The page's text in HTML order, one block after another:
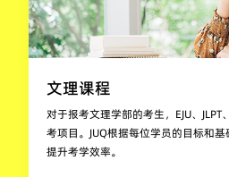
文理课程
对于报考文理学部的考生，EJU、
考项目。JUQ根据每位学员的目标和
提升考学效率。